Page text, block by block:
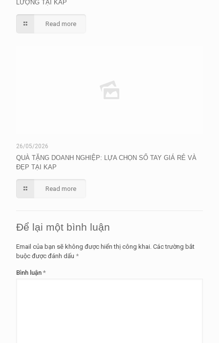
LƯỢNG TẠI KAP
Read more
26/05/2026
QUÀ TẶNG DOANH NGHIỆP: LỰA CHỌN SỔ TAY GIÁ RẺ VÀ
ĐẸP TẠI KAP
Read more
Để lại một bình luận
Email của bạn sẽ không được hiển thị công khai. Các trường bắt
buộc được đánh dấu *
Bình luận *